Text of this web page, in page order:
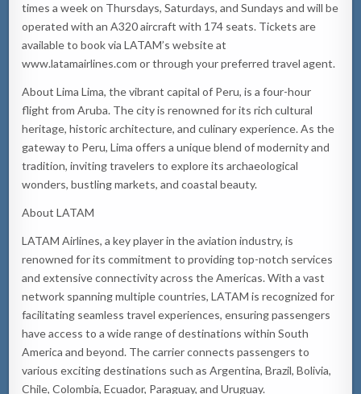
times a week on Thursdays, Saturdays, and Sundays and will be
operated with an A320 aircraft with 174 seats. Tickets are
available to book via LATAM’s website at
www.latamairlines.com or through your preferred travel agent.
About Lima Lima, the vibrant capital of Peru, is a four-hour
flight from Aruba. The city is renowned for its rich cultural
heritage, historic architecture, and culinary experience. As the
gateway to Peru, Lima offers a unique blend of modernity and
tradition, inviting travelers to explore its archaeological
wonders, bustling markets, and coastal beauty.
About LATAM
LATAM Airlines, a key player in the aviation industry, is
renowned for its commitment to providing top-notch services
and extensive connectivity across the Americas. With a vast
network spanning multiple countries, LATAM is recognized for
facilitating seamless travel experiences, ensuring passengers
have access to a wide range of destinations within South
America and beyond. The carrier connects passengers to
various exciting destinations such as Argentina, Brazil, Bolivia,
Chile, Colombia, Ecuador, Paraguay, and Uruguay.